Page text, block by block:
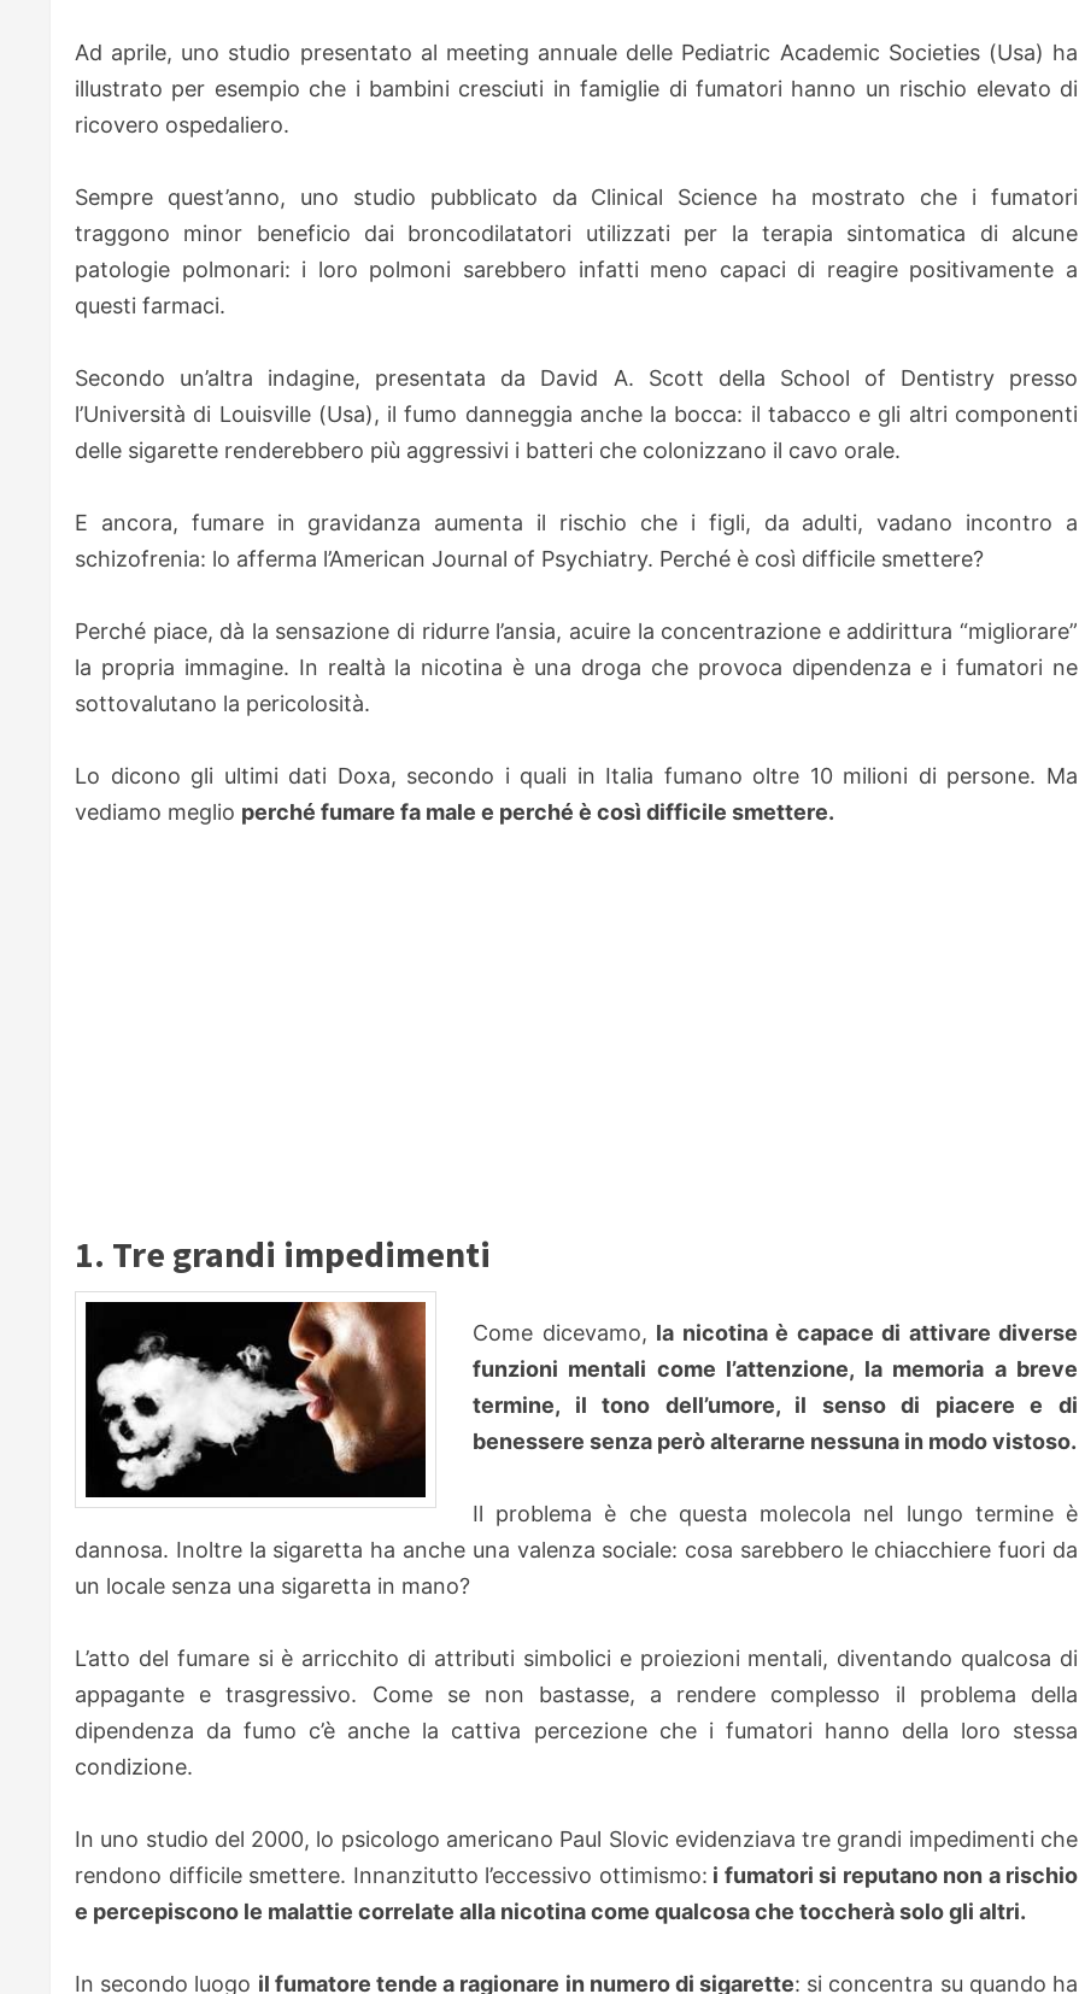
Ad aprile, uno studio presentato al meeting annuale delle Pediatric Academic Societies (Usa) ha
illustrato per esempio che i bambini cresciuti in famiglie di fumatori hanno un rischio elevato di
ricovero ospedaliero.
Sempre quest’anno, uno studio pubblicato da Clinical Science ha mostrato che i fumatori
traggono minor beneficio dai broncodilatatori utilizzati per la terapia sintomatica di alcune
patologie polmonari: i loro polmoni sarebbero infatti meno capaci di reagire positivamente a
questi farmaci.
Secondo un’altra indagine, presentata da David A. Scott della School of Dentistry presso
l’Università di Louisville (Usa), il fumo danneggia anche la bocca: il tabacco e gli altri componenti
delle sigarette renderebbero più aggressivi i batteri che colonizzano il cavo orale.
E ancora, fumare in gravidanza aumenta il rischio che i figli, da adulti, vadano incontro a
schizofrenia: lo afferma l’American Journal of Psychiatry. Perché è così difficile smettere?
Perché piace, dà la sensazione di ridurre l’ansia, acuire la concentrazione e addirittura “migliorare”
la propria immagine. In realtà la nicotina è una droga che provoca dipendenza e i fumatori ne
sottovalutano la pericolosità.
Lo dicono gli ultimi dati Doxa, secondo i quali in Italia fumano oltre 10 milioni di persone. Ma
vediamo meglio perché fumare fa male e perché è così difficile smettere.
1. Tre grandi impedimenti
Come dicevamo, la nicotina è capace di attivare diverse
funzioni mentali come l’attenzione, la memoria a breve
termine, il tono dell’umore, il senso di piacere e di
benessere senza però alterarne nessuna in modo vistoso.
Il problema è che questa molecola nel lungo termine è
dannosa. Inoltre la sigaretta ha anche una valenza sociale: cosa sarebbero le chiacchiere fuori da
un locale senza una sigaretta in mano?
L’atto del fumare si è arricchito di attributi simbolici e proiezioni mentali, diventando qualcosa di
appagante e trasgressivo. Come se non bastasse, a rendere complesso il problema della
dipendenza da fumo c’è anche la cattiva percezione che i fumatori hanno della loro stessa
condizione.
In uno studio del 2000, lo psicologo americano Paul Slovic evidenziava tre grandi impedimenti che
rendono difficile smettere. Innanzitutto l’eccessivo ottimismo: i fumatori si reputano non a rischio
e percepiscono le malattie correlate alla nicotina come qualcosa che toccherà solo gli altri.
In secondo luogo il fumatore tende a ragionare in numero di sigarette: si concentra su quando ha